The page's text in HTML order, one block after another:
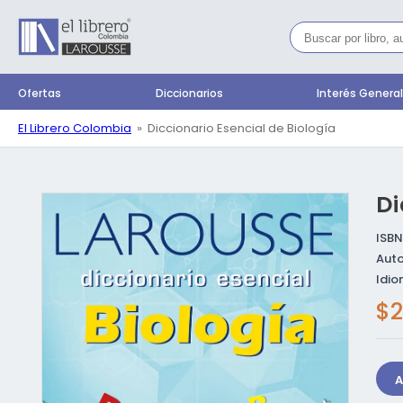
directamente
al contenido
Ofertas Diccionarios Interés General
El Librero Colombia Diccionario Esencial de Biología
Ir directamente a
la información del
producto